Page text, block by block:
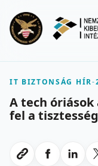
IT BIZTONSÁG HÍR-
A tech óriások
fel a
Link masolasa
Megosztas